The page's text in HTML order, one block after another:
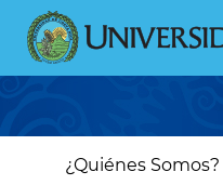
Pasar
contenido
principal
Main¿Quiénes Somos?